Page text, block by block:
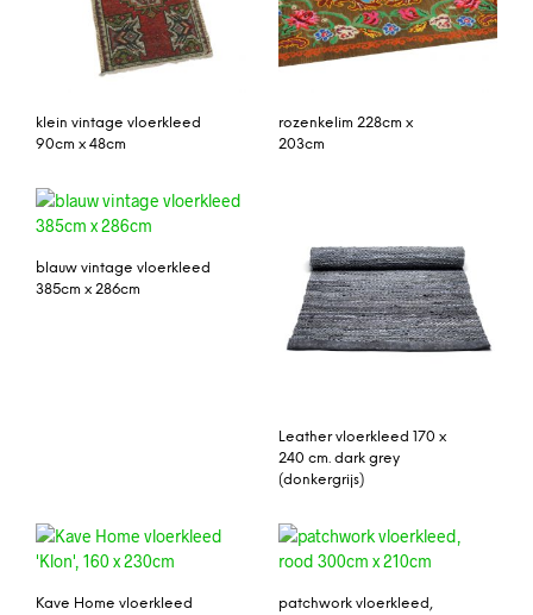
klein vintage vloerkleed
90cm x 48cm
rozenkelim 228cm x
203cm
blauw vintage vloerkleed
385cm x 286cm
Leather vloerkleed 170 x
240 cm. dark grey
(donkergrijs)
Kave Home vloerkleed
patchwork vloerkleed,